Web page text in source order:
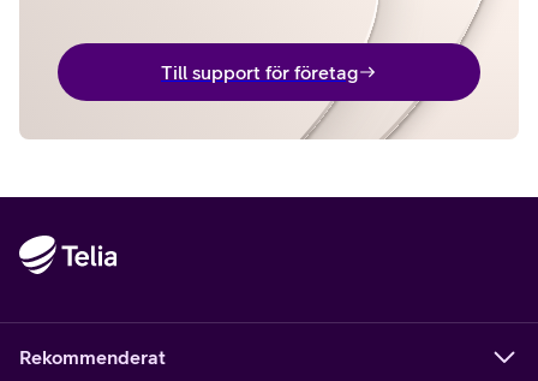
Till support för företag
Rekommenderat